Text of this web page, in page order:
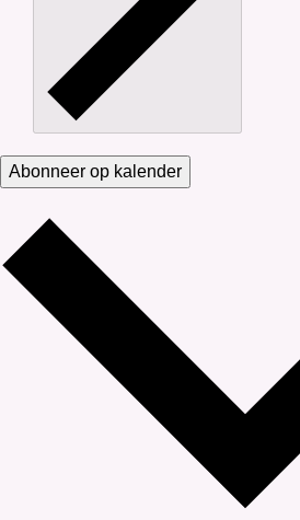
Abonneer op kalender